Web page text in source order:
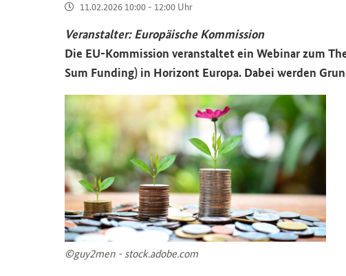
11.02.2026 10:00 - 12:00 Uhr
Ver­an­stal­ter: Eu­ro­päi­sche Kom­mis­si­on
Die EU-​Kommission ver­an­stal­tet ein We­bi­nar zum
Sum Funding) in Ho­ri­zont Eu­ro­pa. Dabei wer­den
©guy2men - stock.adobe.com